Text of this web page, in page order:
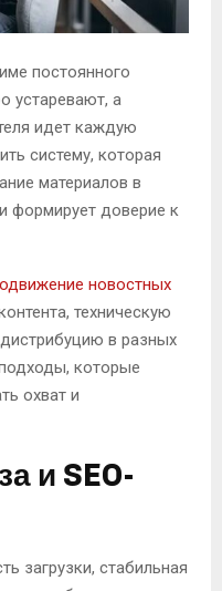
постоянного
устаревают, а
идет каждую
систему, которая
материалов в
формирует доверие к
новостных
техническую
в разных
которые
охват и
и SEO-
загрузки, стабильная